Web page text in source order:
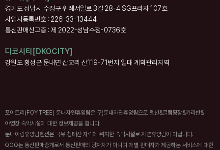
경기도 성남시 수정구 위례서일로 3길 28-4 SG프라자 107호
사업자등록번호 : 226-33-13444
통신판매신고증 : 제 2022-성남수정-0736호
디코시티[DKOCITY]
강원도 횡성군 둔내면 삽교리 산119-71번지 일대 계획관리지역
포이트리(FOYTREE) 둔내자연휴양림은 구)둔내자연휴양림으로 펜션&글램핑장&카라반&
야영장 숙박시설에 대한 정보제공을 합니다.
둔내이랑휴양림펜션은 국유 청태산 자락에 위치한 숙박시설로 자연휴양림이 아닙니다.
QOQ는 통신판매중개로서 통신판매의 당자자가 아니며 개별 판매자가 제공하는 서비스에 대한